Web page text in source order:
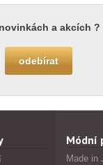
a akcích ?
Módní
Made in